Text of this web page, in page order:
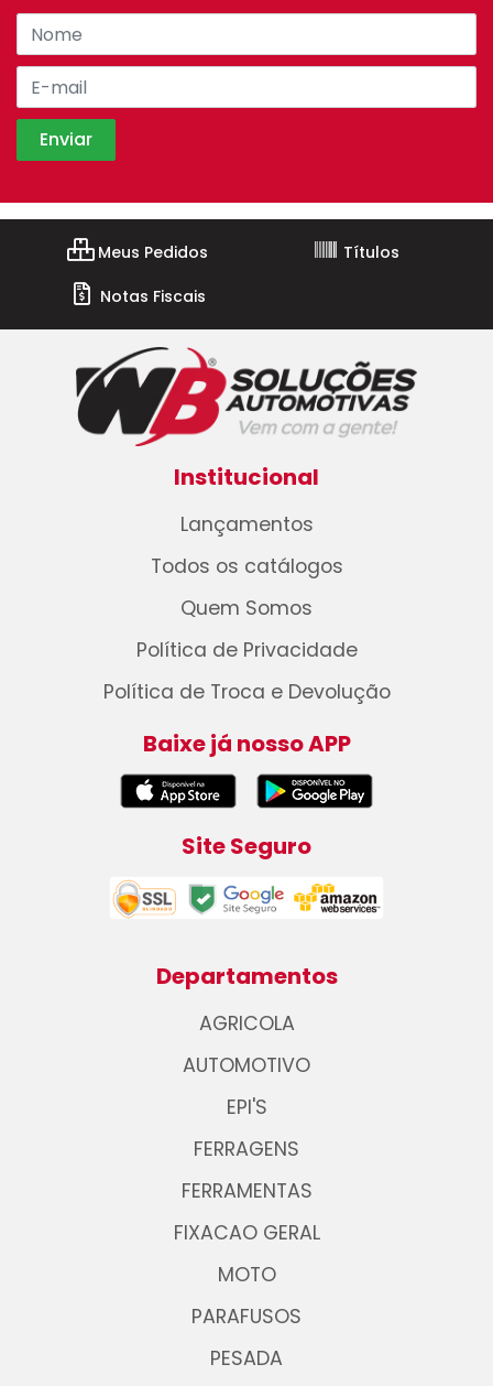
Meus Pedidos
Títulos
Notas Fiscais
Institucional
Lançamentos
Todos os catálogos
Quem Somos
Política de Privacidade
Política de Troca e Devolução
Baixe já nosso APP
Site Seguro
Departamentos
AGRICOLA
AUTOMOTIVO
EPI'S
FERRAGENS
FERRAMENTAS
FIXACAO GERAL
MOTO
PARAFUSOS
PESADA